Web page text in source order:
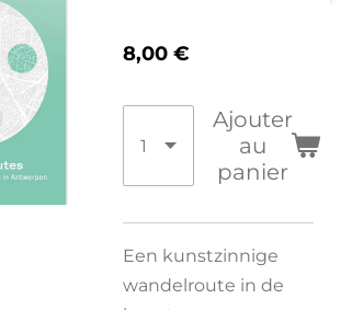
8,00 €
Ajouter
au
panier
Een kunstzinnige
wandelroute in de